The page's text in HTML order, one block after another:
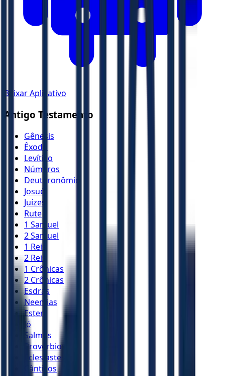
Baixar Aplicativo
Antigo Testamento
Gênesis
Êxodo
Levítico
Números
Deuteronômio
Josué
Juízes
Rute
1 Samuel
2 Samuel
1 Reis
2 Reis
1 Crônicas
2 Crônicas
Esdras
Neemias
Ester
Jó
Salmos
Provérbios
Eclesiastes
Cânticos